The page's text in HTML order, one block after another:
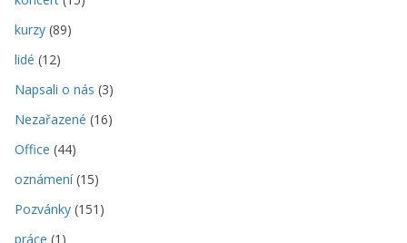
kurzy (89)
lidé (12)
Napsali o nás (3)
Nezařazené (16)
Office (44)
oznámení(15)
Pozvánky (151)
práce (1)